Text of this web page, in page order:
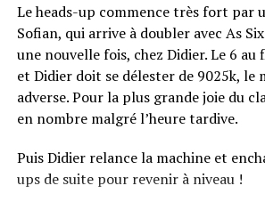
Le heads-up commence très fort par
Sofian, qui arrive à doubler avec As
une nouvelle fois, chez Didier. Le 6 au
et Didier doit se délester de 9025k,
adverse. Pour la plus grande joie du
en nombre malgré l’heure tardive.
Puis Didier relance la machine et
ups de suite pour revenir à niveau !